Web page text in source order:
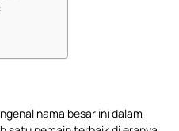
nama besar ini dalam